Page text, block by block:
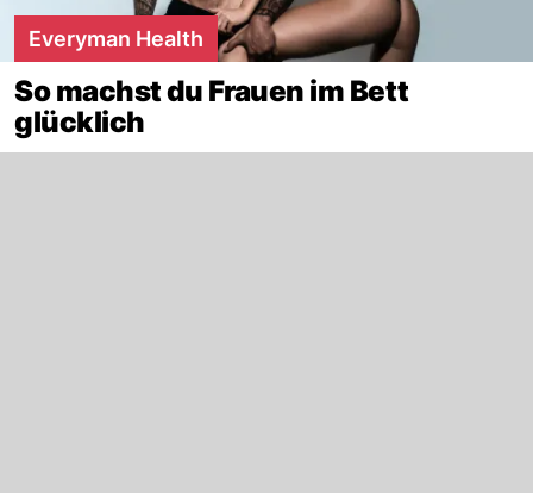
Everyman Health
So machst du Frauen im Bett
glücklich